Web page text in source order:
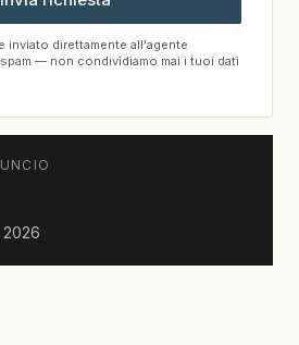
inviato direttamente all'agente
— non condividiamo mai i tuoi dati